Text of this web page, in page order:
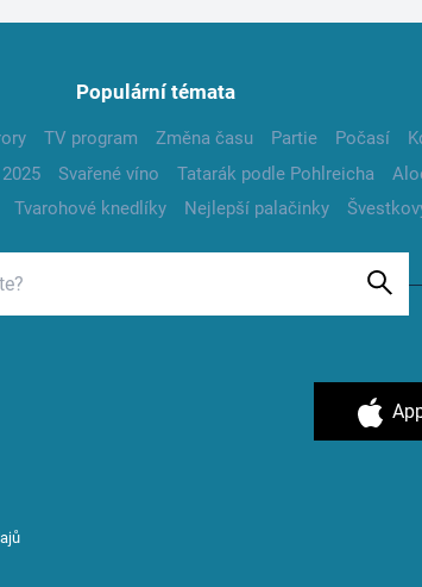
Populární témata
TV program Změna času Partie Počasí
Svařené víno Tatarák podle Pohlreicha
Tvarohové knedlíky Nejlepší palačinky